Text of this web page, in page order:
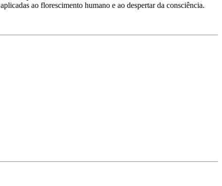
ao florescimento humano e ao despertar da consciência.